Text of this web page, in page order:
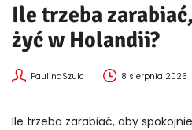
Ile trzeba
żyć w Holandii?
PaulinaSzulc 8 sierpnia 2026
Ile trzeba zarabiać, aby